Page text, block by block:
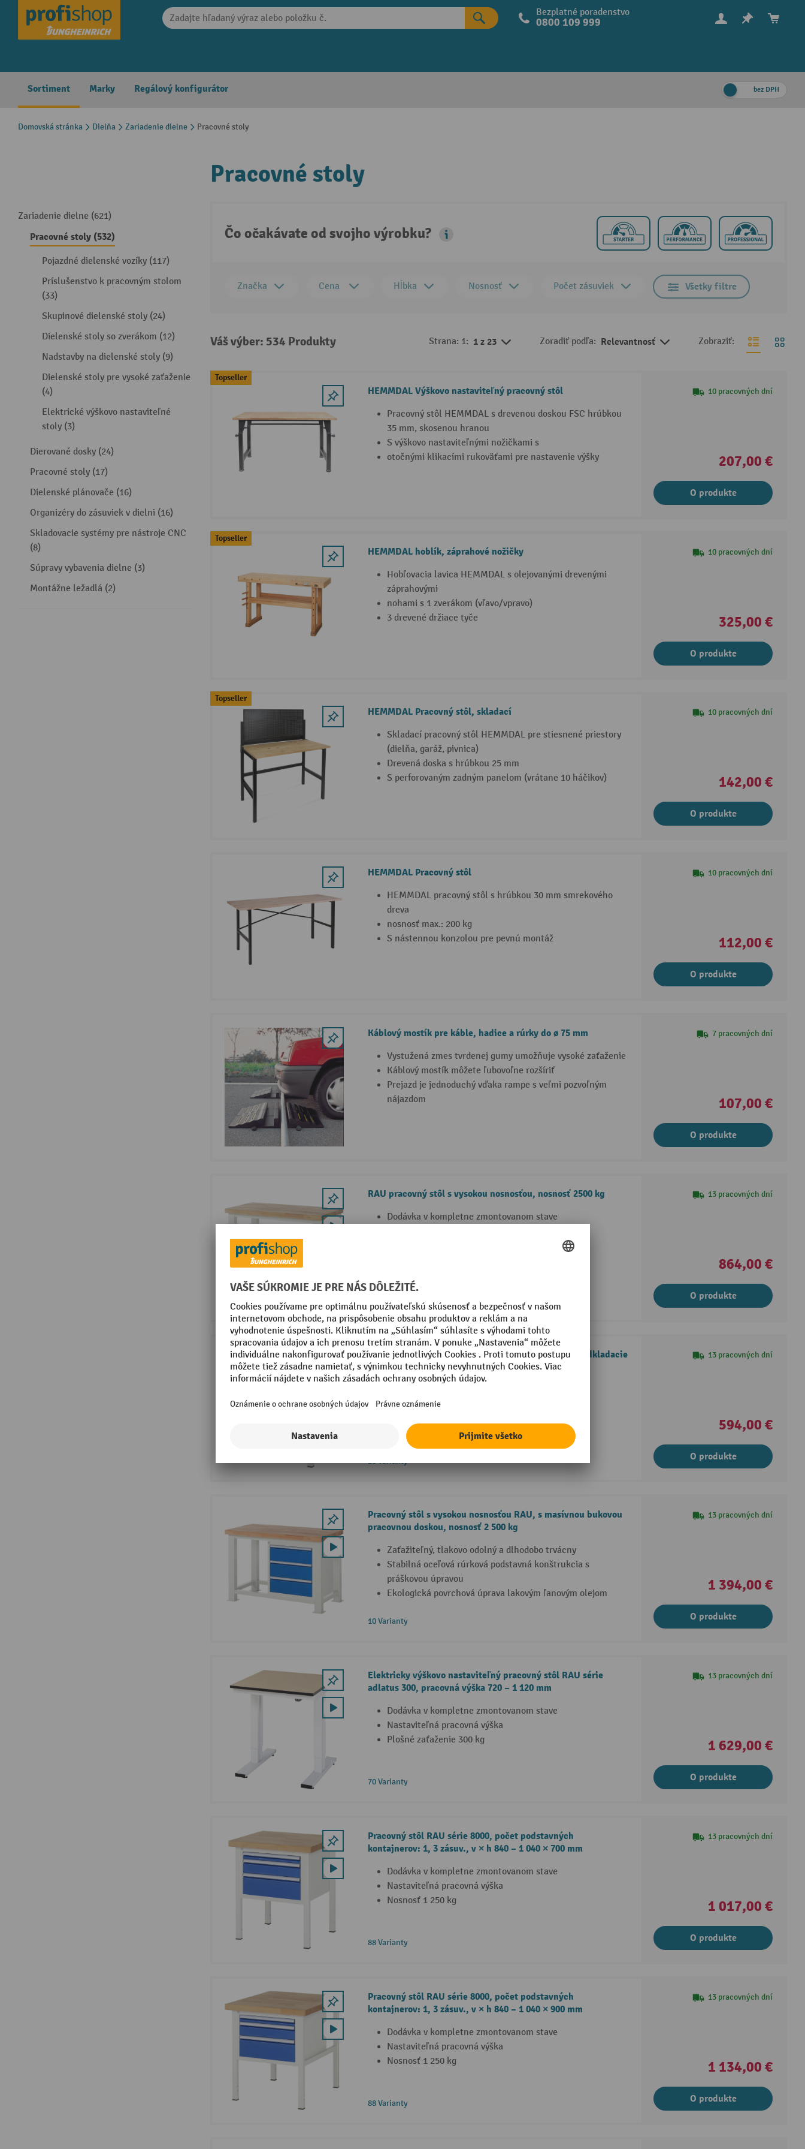
Skip to main navigation Bezplatné poradenstvo
0800 109 999
Sortiment Marky Regálový konfigurátor bez DPH
Domovská stránka Dielňa Zariadenie dielne Pracovné stoly
Zariadenie dielne (621)
Pracovné stoly (532)
Pojazdné dielenské vozíky (117)
Príslušenstvo k pracovným stolom
(33)
Skupinové dielenské stoly (24)
Dielenské stoly so zverákom (12)
Nadstavby na dielenské stoly (9)
Dielenské stoly pre vysoké zaťaženie
(4)
Elektrické výškovo nastaviteľné
stoly (3)
Dierované dosky (24)
Pracovné stoly (17)
Dielenské plánovače (16)
Organizéry do zásuviek v dielni (16)
Skladovacie systémy pre nástroje CNC
(8)
Súpravy vybavenia dielne (3)
Montážne ležadlá (2)
Pracovné stoly
Čo očakávate od svojho výrobku?
Značka Cena Hĺbka Nosnosť Počet zásuviek Všetky filtre
Váš výber: 534 Produkty Strana: 1: 1 z 23 Zoradiť podľa: Relevantnosť Zobraziť:
Topseller
HEMMDAL Výškovo nastaviteľný pracovný stôl
Pracovný stôl HEMMDAL s drevenou doskou FSC hrúbkou
35 mm, skosenou hranou
S výškovo nastaviteľnými nožičkami s
otočnými klikacími rukoväťami pre nastavenie výšky
10 pracovných dní
207,00 €
O produkte
Topseller
HEMMDAL hoblík, záprahové nožičky
Hobľovacia lavica HEMMDAL s olejovanými drevenými
záprahovými
nohami s 1 zverákom (vľavo/vpravo)
3 drevené držiace tyče
10 pracovných dní
325,00 €
O produkte
Topseller
HEMMDAL Pracovný stôl, skladací
Skladací pracovný stôl HEMMDAL pre stiesnené priestory
(dielňa, garáž, pivnica)
Drevená doska s hrúbkou 25 mm
S perforovaným zadným panelom (vrátane 10 háčikov)
10 pracovných dní
142,00 €
O produkte
HEMMDAL Pracovný stôl
HEMMDAL pracovný stôl s hrúbkou 30 mm smrekového
dreva
nosnosť max.: 200 kg
S nástennou konzolou pre pevnú montáž
10 pracovných dní
112,00 €
O produkte
Káblový mostík pre káble, hadice a rúrky do ø 75 mm
Vystužená zmes tvrdenej gumy umožňuje vysoké zaťaženie
Káblový mostík môžete ľubovoľne rozšíriť
Prejazd je jednoduchý vďaka rampe s veľmi pozvoľným
nájazdom
7 pracovných dní
107,00 €
O produkte
RAU pracovný stôl s vysokou nosnosťou, nosnosť 2500 kg
Dodávka v kompletne zmontovanom stave
50 mm hrubá pracovná doska z bukového masívu
10 Varianty
13 pracovných dní
864,00 €
O produkte
RAU pracovný stôl s vysokou nosnosťou séria 8000, odkladacie
dno, nosnosť 1 250 kg
Nastaviteľná pracovná výška
28 Varianty
13 pracovných dní
594,00 €
O produkte
Pracovný stôl s vysokou nosnosťou RAU, s masívnou bukovou
pracovnou doskou, nosnosť 2 500 kg
Zaťažiteľný, tlakovo odolný a dlhodobo trvácny
Stabilná oceľová rúrková podstavná konštrukcia s
práškovou úpravou
Ekologická povrchová úprava lakovým ľanovým olejom
10 Varianty
13 pracovných dní
1 394,00 €
O produkte
Elektricky výškovo nastaviteľný pracovný stôl RAU série
adlatus 300, pracovná výška 720 – 1 120 mm
Dodávka v kompletne zmontovanom stave
Nastaviteľná pracovná výška
Plošné zaťaženie 300 kg
70 Varianty
13 pracovných dní
1 629,00 €
O produkte
Pracovný stôl RAU série 8000, počet podstavných
kontajnerov: 1, 3 zásuv., v × h 840 – 1 040 × 700 mm
Dodávka v kompletne zmontovanom stave
Nastaviteľná pracovná výška
Nosnosť 1 250 kg
88 Varianty
13 pracovných dní
1 017,00 €
O produkte
Pracovný stôl RAU série 8000, počet podstavných
kontajnerov: 1, 3 zásuv., v × h 840 – 1 040 × 900 mm
Dodávka v kompletne zmontovanom stave
Nastaviteľná pracovná výška
Nosnosť 1 250 kg
88 Varianty
13 pracovných dní
1 134,00 €
O produkte